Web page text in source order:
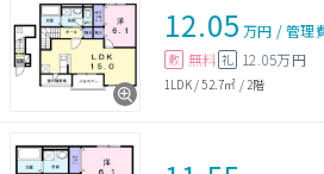
12.05 万円 /管理
敷 無料 礼 12.05万円
1LDK/52.7㎡ / 2階